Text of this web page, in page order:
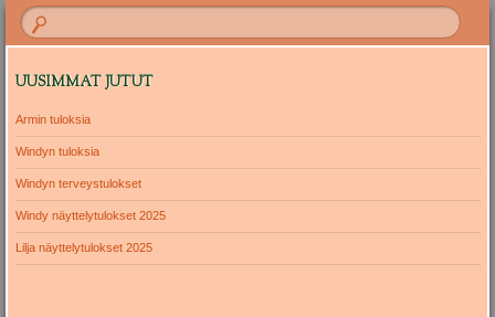
UUSIMMAT JUTUT
Armin tuloksia
Windyn tuloksia
Windyn terveystulokset
Windy näyttelytulokset 2025
Lilja näyttelytulokset 2025